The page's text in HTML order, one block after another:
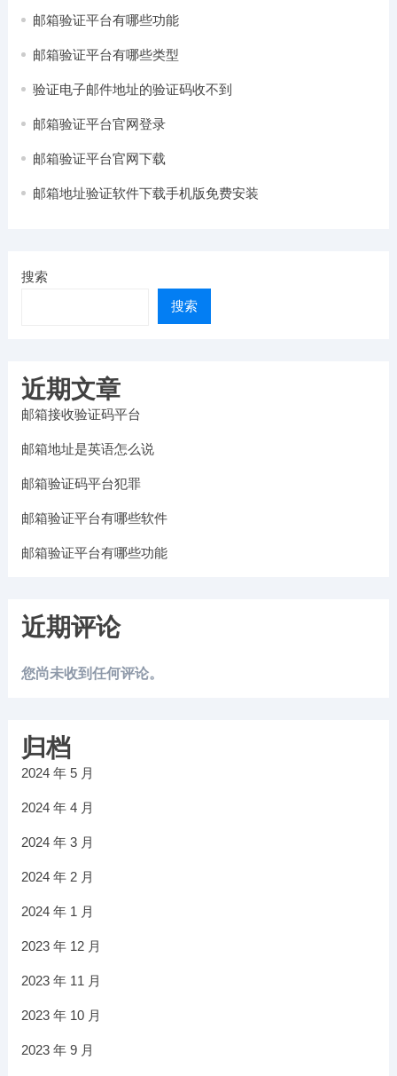
邮箱验证平台有哪些功能
邮箱验证平台有哪些类型
验证电子邮件地址的验证码收不到
邮箱验证平台官网登录
邮箱验证平台官网下载
邮箱地址验证软件下载手机版免费安装
搜索
搜索
近期文章
邮箱接收验证码平台
邮箱地址是英语怎么说
邮箱验证码平台犯罪
邮箱验证平台有哪些软件
邮箱验证平台有哪些功能
近期评论
您尚未收到任何评论。
归档
2024 年 5 月
2024 年 4 月
2024 年 3 月
2024 年 2 月
2024 年 1 月
2023 年 12 月
2023 年 11 月
2023 年 10 月
2023 年 9 月